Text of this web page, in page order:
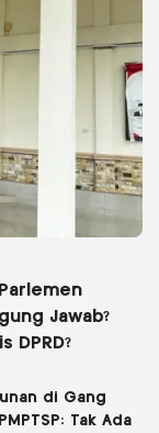
Jawab?
DPRD?
di Gang
Tak Ada